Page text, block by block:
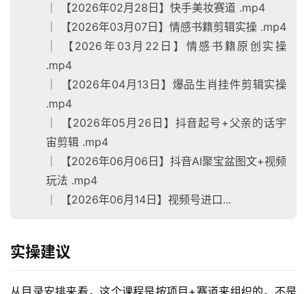
网
创
│ 【2026年02月28日】快手美妆赛道 .mp4
│ 【2026年03月07日】情感书籍剪辑实操 .mp4
│ 【2026年03月22日】情感书籍原创实操
.mp4
│ 【2026年04月13日】爆品生肖挂件剪辑实操
.mp4
│ 【2026年05月26日】抖音起号+父亲的话宇
宙剪辑 .mp4
│ 【2026年06月06日】抖音AI聚宝盆图文+视频
玩法 .mp4
│ 【2026年06月14日】视频号进口...
实操建议